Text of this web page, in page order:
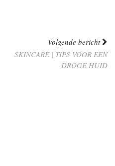
Volgende bericht
SKINCARE | TIPS VOOR EEN
DROGE HUID